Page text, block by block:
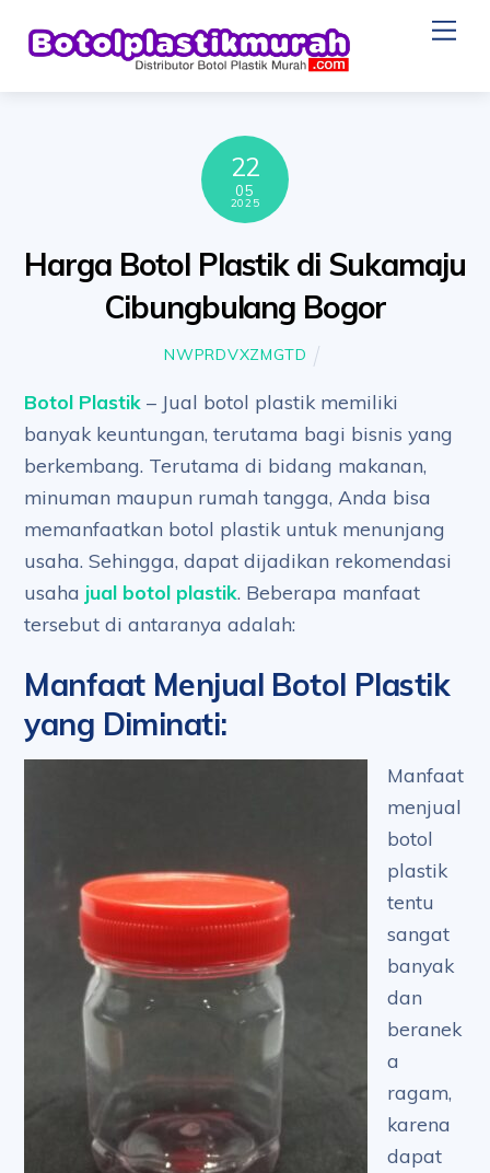
22
05
2025
Harga Botol Plastik di Sukamaju
Cibungbulang Bogor
NWPRDVXZMGTD
Botol Plastik – Jual botol plastik memiliki
banyak keuntungan, terutama bagi bisnis yang
berkembang. Terutama di bidang makanan,
minuman maupun rumah tangga, Anda bisa
memanfaatkan botol plastik untuk menunjang
usaha. Sehingga, dapat dijadikan rekomendasi
usaha jual botol plastik. Beberapa manfaat
tersebut di antaranya adalah:
Manfaat Menjual Botol Plastik
yang Diminati:
Manfaat
menjual
botol
plastik
tentu
sangat
banyak
dan
beranek
a
ragam,
karena
dapat